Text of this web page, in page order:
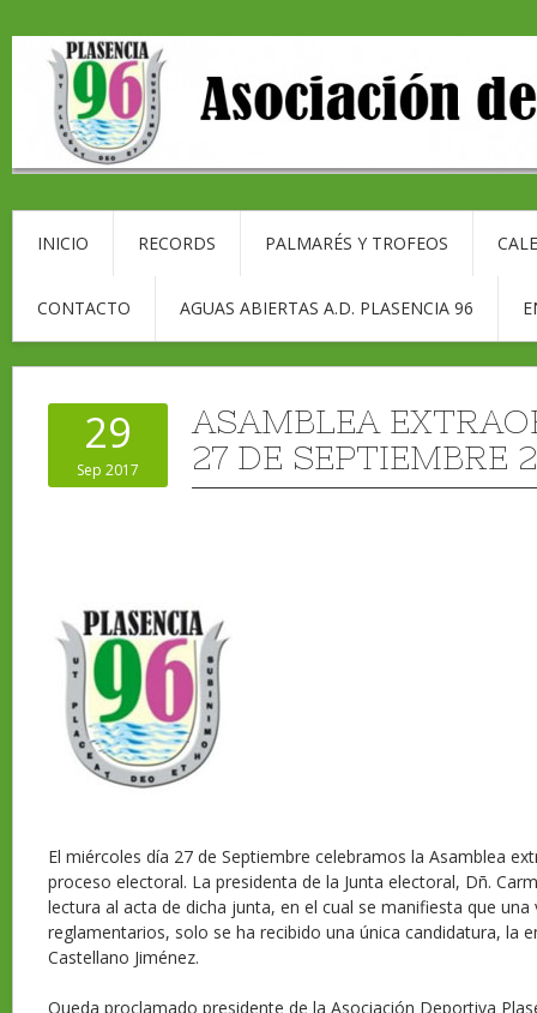
INICIO RECORDS PALMARÉS Y TROFEOS
CONTACTO AGUAS ABIERTAS A.D. PLASENCIA 96
29
Sep 2017
ASAMBLEA
27 DE SEPTIEMBRE
El miércoles día 27 de Septiembre celebramos la Asamblea
proceso electoral. La presidenta de la Junta electoral, Dñ.
lectura al acta de dicha junta, en el cual se manifiesta que
reglamentarios, solo se ha recibido una única candidatura, la
Castellano Jiménez.
Queda proclamado presidente de la Asociación Deportiva